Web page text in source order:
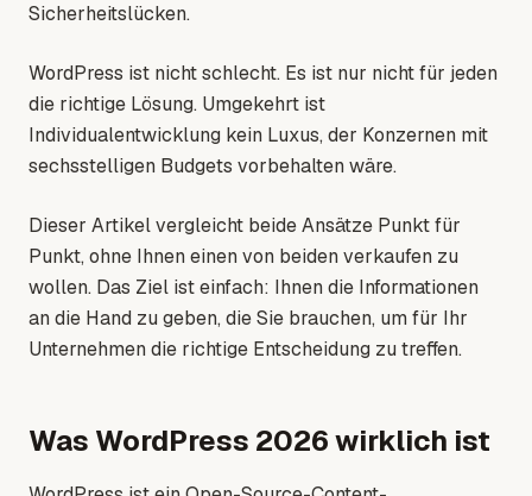
Sicherheitslücken.
WordPress ist nicht schlecht. Es ist nur nicht für jeden
die richtige Lösung. Umgekehrt ist
Individualentwicklung kein Luxus, der Konzernen mit
sechsstelligen Budgets vorbehalten wäre.
Dieser Artikel vergleicht beide Ansätze Punkt für
Punkt, ohne Ihnen einen von beiden verkaufen zu
wollen. Das Ziel ist einfach: Ihnen die Informationen
an die Hand zu geben, die Sie brauchen, um für Ihr
Unternehmen die richtige Entscheidung zu treffen.
Was WordPress 2026 wirklich ist